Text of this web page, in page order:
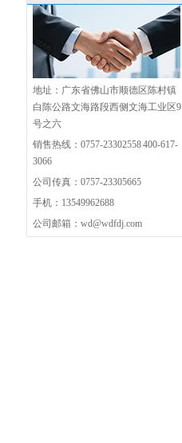
地址：广东省佛山市顺德区陈村镇
白陈公路文海路段西侧文海工业区9
号之六
销售热线：0757-23302558 400-617-
3066
公司传真：0757-23305665
手机：13549962688
公司邮箱：wd@wdfdj.com